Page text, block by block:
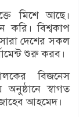
মিশে আছে।
বিশ্বকাপ
দেশের সকল
শুরু করব।
বিজনেস
স্বাগত
আহমেদ।